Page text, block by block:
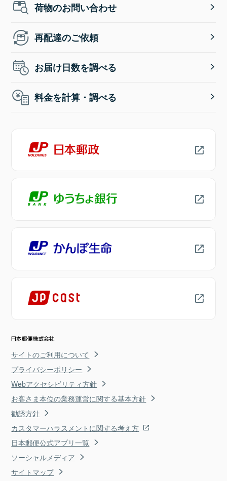
荷物のお問い合わせ
再配達のご依頼
お届け日数を調べる
料金を計算・調べる
サイトのご利用について
プライバシーポリシー
Webアクセシビリティ方針
お客さま本位の業務運営に関する基本方針
勧誘方針
カスタマーハラスメントに関する考え方
日本郵便公式アプリ一覧
ソーシャルメディア
サイトマップ